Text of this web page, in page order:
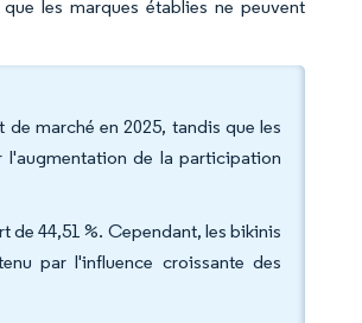
les marques établies ne peuvent
marché en 2025, tandis que les
de la participation
de 44,51 %. Cependant, les bikinis
par l'influence croissante des